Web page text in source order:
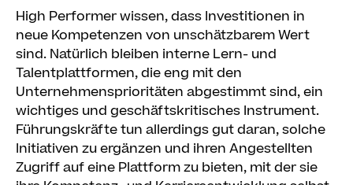
High Performer wissen, dass Investitionen in
neue Kompetenzen von unschätzbarem Wert
sind. Natürlich bleiben interne Lern- und
Talentplattformen, die eng mit den
Unternehmensprioritäten abgestimmt sind, ein
wichtiges und geschäftskritisches Instrument.
Führungskräfte tun allerdings gut daran, solche
Initiativen zu ergänzen und ihren Angestellten
Zugriff auf eine Plattform zu bieten, mit der sie